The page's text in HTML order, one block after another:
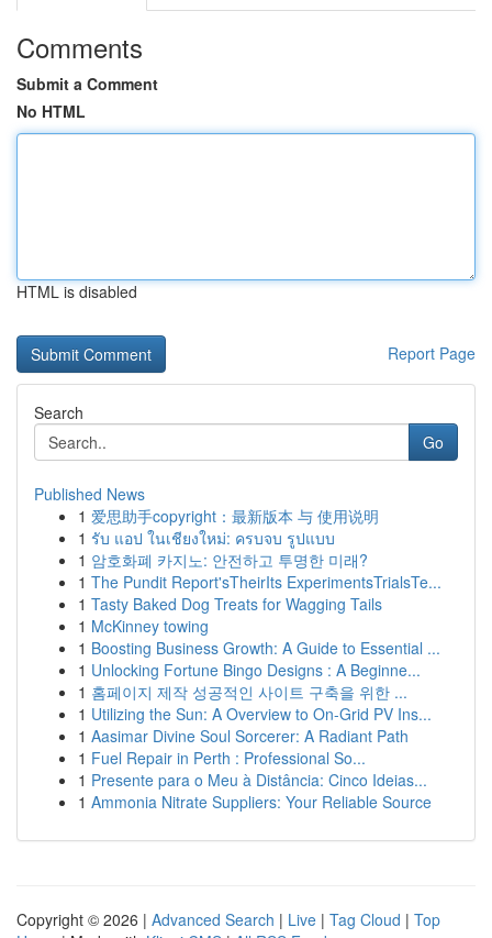
Comments
Submit a Comment
No HTML
HTML is disabled
Report Page
Search
Go
Published News
1 爱思助手copyright：最新版本 与 使用说明
1 รับ แอป ในเชียงใหม่: ครบจบ รูปแบบ
1 암호화폐 카지노: 안전하고 투명한 미래?
1 The Pundit Report'sTheirIts ExperimentsTrialsTe...
1 Tasty Baked Dog Treats for Wagging Tails
1 McKinney towing
1 Boosting Business Growth: A Guide to Essential ...
1 Unlocking Fortune Bingo Designs : A Beginne...
1 홈페이지 제작 성공적인 사이트 구축을 위한 ...
1 Utilizing the Sun: A Overview to On-Grid PV Ins...
1 Aasimar Divine Soul Sorcerer: A Radiant Path
1 Fuel Repair in Perth : Professional So...
1 Presente para o Meu à Distância: Cinco Ideias...
1 Ammonia Nitrate Suppliers: Your Reliable Source
Copyright © 2026 | Advanced Search | Live | Tag Cloud | Top